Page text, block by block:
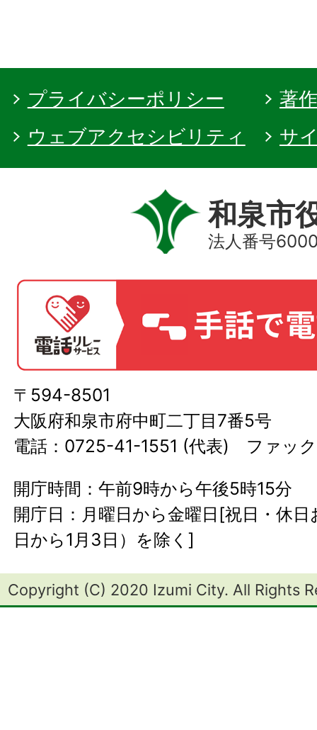
プライバシーポリシー
著
ウェブアクセシビリティ
サ
和泉市
法人番号
〒594-8501
大阪府和泉市府中町二丁目7番5号
電話：0725-41-1551 (代表) ファッ
開庁時間：午前9時から午後5時15分
開庁日：月曜日から金曜日[祝日・休
日から1月3日）を除く]
Copyright (C) 2020 Izumi City. All Rights